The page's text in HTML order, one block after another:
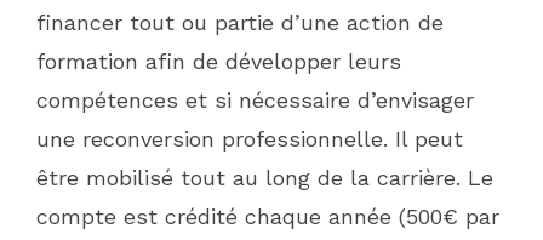
financer tout ou partie d’une action de
formation afin de développer leurs
compétences et si nécessaire d’envisager
une reconversion professionnelle. Il peut
être mobilisé tout au long de la carrière. Le
compte est crédité chaque année (500€ par